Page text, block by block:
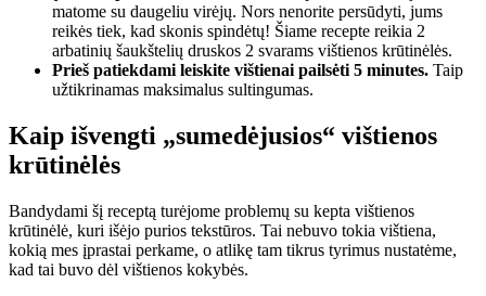
matome su daugeliu virėjų. Nors nenorite persūdyti, jums
reikės tiek, kad skonis spindėtų! Šiame recepte reikia 2
arbatinių šaukštelių druskos 2 svarams vištienos krūtinėlės.
Prieš patiekdami leiskite vištienai pailsėti 5 minutes. Taip
užtikrinamas maksimalus sultingumas.
Kaip išvengti „sumedėjusios“ vištienos
krūtinėlės
Bandydami šį receptą turėjome problemų su kepta vištienos
krūtinėlė, kuri išėjo purios tekstūros. Tai nebuvo tokia vištiena,
kokią mes įprastai perkame, o atlikę tam tikrus tyrimus nustatėme,
kad tai buvo dėl vištienos kokybės.